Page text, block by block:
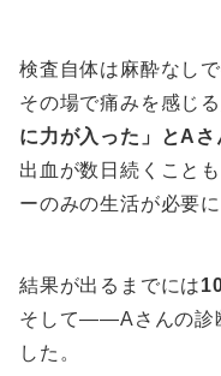
検査自体は麻酔なし
その場で痛みを感じる
に力が入った」とA
出血が数日続くこと
ーのみの生活が必要に
結果が出るまでには
そして——Aさんの診
した。